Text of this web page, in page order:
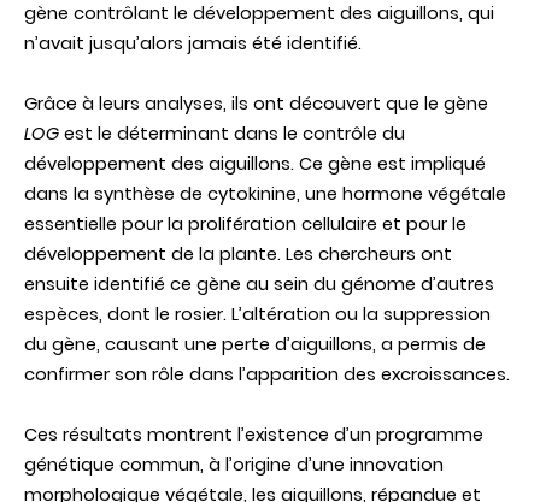
gène contrôlant le développement des aiguillons, qui
n’avait jusqu’alors jamais été identifié.
Grâce à leurs analyses, ils ont découvert que le gène
LOG est le déterminant dans le contrôle du
développement des aiguillons. Ce gène est impliqué
dans la synthèse de cytokinine, une hormone végétale
essentielle pour la prolifération cellulaire et pour le
développement de la plante. Les chercheurs ont
ensuite identifié ce gène au sein du génome d’autres
espèces, dont le rosier. L’altération ou la suppression
du gène, causant une perte d’aiguillons, a permis de
confirmer son rôle dans l’apparition des excroissances.
Ces résultats montrent l’existence d’un programme
génétique commun, à l’origine d’une innovation
morphologique végétale, les aiguillons, répandue et